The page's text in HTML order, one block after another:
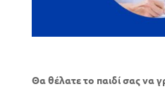
Θα θέλατε το παιδί σας να